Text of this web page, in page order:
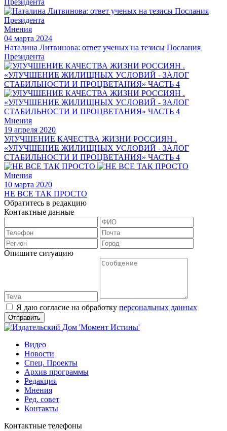
Мнения
04 марта 2024
Наталина Литвинова: ответ ученых на тезисы Послания
Президента
Мнения
19 апреля 2020
УЛУЧШЕНИЕ КАЧЕСТВА ЖИЗНИ РОССИЯН .
«УЛУЧШЕНИЕ ЖИЛИЩНЫХ УСЛОВИЙ - ЗАЛОГ
СТАБИЛЬНОСТИ И ПРОЦВЕТАНИЯ» ЧАСТЬ 4
Мнения
10 марта 2020
НЕ ВСЕ ТАК ПРОСТО
Обратитесь в редакцию
Контактные данные
Опишите ситуацию
Я даю согласие на обработку персональных данных
Видео
Новости
Спец. Проекты
Архив программы
Редакция
Мнения
Ред. совет
Контакты
Контактные телефоны